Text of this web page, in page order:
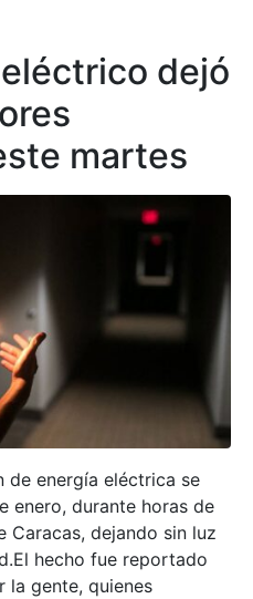
dejó
martes
de energía eléctrica se
enero, durante horas de
Caracas, dejando sin luz
hecho fue reportado
la gente, quienes